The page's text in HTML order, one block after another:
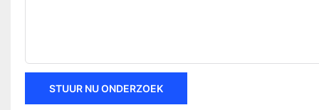
STUUR NU ONDERZOEK